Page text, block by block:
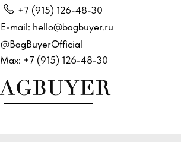
E-mail: hello@bagbuyer.ru
+7 (915) 126-48-30
@BagBuyerOfficial
Max: +7 (915) 126-48-30